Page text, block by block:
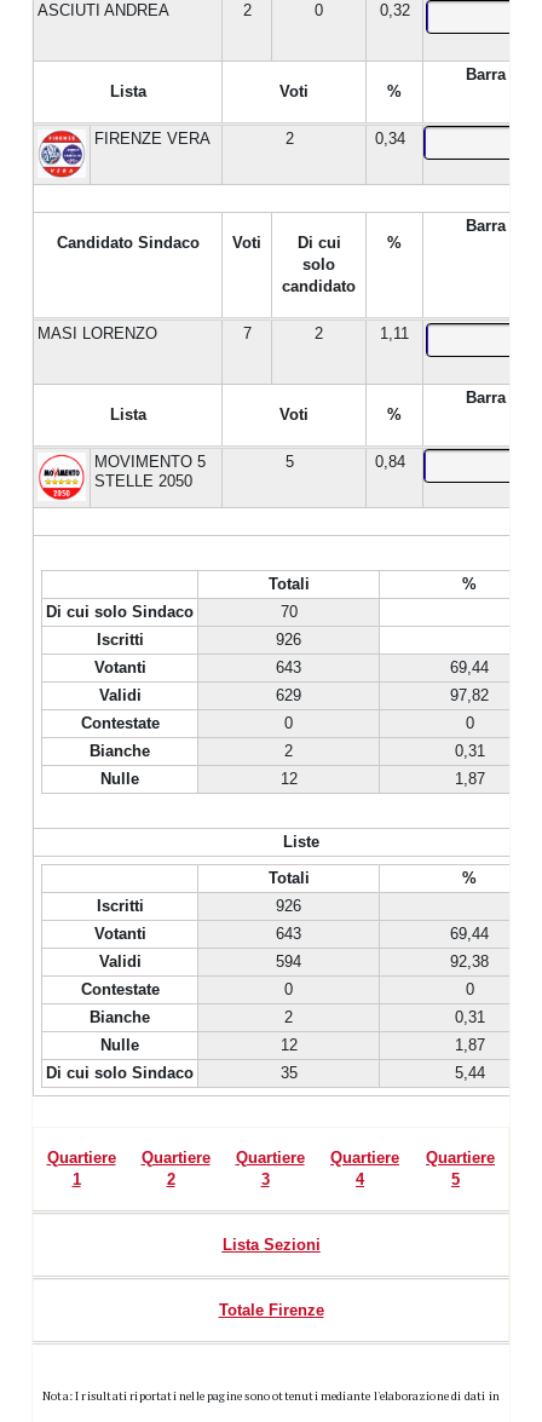
ASCIUTI ANDREA 2 0 0,32
Lista Voti %
Barra %
FIRENZE VERA 2 0,34
Candidato Sindaco Voti
Di cui
solo
candidato
%
Barra %
MASI LORENZO 7 2 1,11
Lista Voti %
Barra %
MOVIMENTO 5
STELLE 2050
5 0,84
Totali
%
Di cui solo Sindaco
70
Iscritti
926
Votanti
643
69,44
Validi
629
97,82
Contestate
0
0
Bianche
2
0,31
Nulle
12 1,87
Liste
Totali
%
Iscritti
926
Votanti
643
69,44
Validi
594
92,38
Contestate
0
0
Bianche
2
0,31
Nulle
12
1,87
Di cui solo Sindaco
35 5,44
Quartiere
1
Quartiere
2
Quartiere
3
Quartiere
4
Quartiere
5
Lista Sezioni
Totale Firenze
Nota: I risultati riportati nelle pagine sono ottenuti mediante l'elaborazione di dati in